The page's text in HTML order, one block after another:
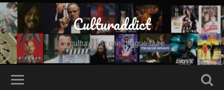
Culturaddict
La culture est une drogue dure